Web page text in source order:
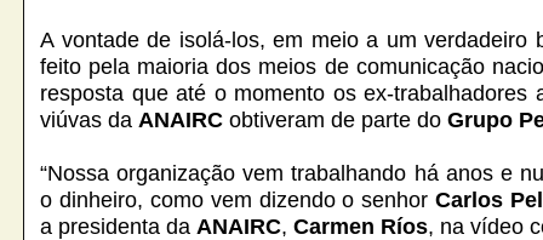
A vontade de isolá-los, em meio a um verdadeiro
feito pela maioria dos meios de comunicação
resposta que até o momento os ex-trabalhadores
viúvas da ANAIRC obtiveram de parte doGrupo
“Nossa organização vem trabalhando há anos e
o dinheiro, como vem dizendo o senhorCarlos
a presidenta da ANAIRC,Carmen Ríos, na vídeo